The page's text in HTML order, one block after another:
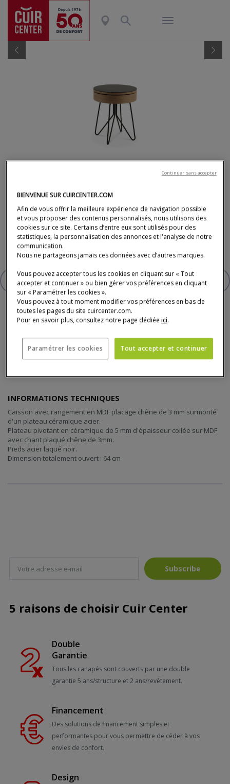
Previous Next
BOUT DE CANAPÉ
∅. 44 cm
Le plateau pivotant en céramique permet d'accéder à l'intérieur
du caisson de rangement en bois
AJOUTER À VOTRE SÉLECTION
BOUT DE CANAPÉ
INFORMATIONS TECHNIQUES
Caisson avec rangement en MDF placage chêne de 3 mm surmonté
d'un plateau céramique acier.
Plateau pivotant en céramique de 5 mm d'épaisseur collée sur MDF
avec chant plaqué chêne de 3mm.
Pieds acier laqué noir.
Dimension totalement ouvert : 64 cm
Subscribe
5 raisons de choisir Cuir Center
Double
Garantie
Tous les canapés sont couverts par une double
garantie 5 ans/structure et 2 ans/revêtement.
Financement
Des solutions de financement simples et
performantes pour vous permettre de céder à vos
envies de confort.
Design
BIENVENUE SUR CUIRCENTER.COM
Afin de vous offrir la meilleure expérience de navigation possible
et vous proposer des contenus personnalisés, nous utilisons des
cookies sur ce site. Certains d’entre eux sont utilisés pour des
statistiques, la personnalisation des annonces et l'analyse de notre
communication.
Nous ne partageons jamais ces données avec d’autres marques.
Vous pouvez accepter tous les cookies en cliquant sur « Tout
accepter et continuer » ou bien gérer vos préférences en cliquant
sur « Paramétrer les cookies ».
Vous pouvez à tout moment modifier vos préférences en bas de
toutes les pages du site cuircenter.com.
Pour en savoir plus, consultez notre page dédiéeici.
Paramétrer les cookies Tout accepter et continuer
Continuer sans accepter